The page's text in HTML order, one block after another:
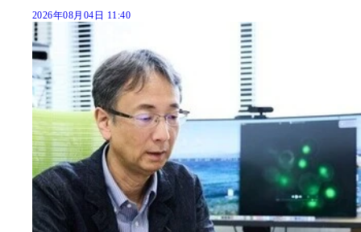
2026年08月04日 11:40